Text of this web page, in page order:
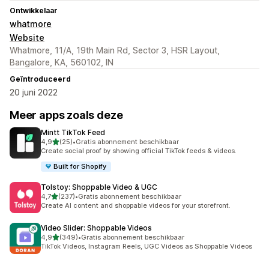
Ontwikkelaar
whatmore
Website
Whatmore, 11/A, 19th Main Rd, Sector 3, HSR Layout,
Bangalore, KA, 560102, IN
Geïntroduceerd
20 juni 2022
Meer apps zoals deze
Mintt TikTok Feed
4,9van 5 sterren
(25)
25 recensies in totaal
•Gratis abonnement beschikbaar
Create social proof by showing official TikTok feeds & videos.
Built for Shopify
Tolstoy: Shoppable Video & UGC
4,7van 5 sterren
(237)
237 recensies in totaal
•Gratis abonnement beschikbaar
Create AI content and shoppable videos for your storefront.
Video Slider: Shoppable Videos
4,9van 5 sterren
(349)
349 recensies in totaal
•Gratis abonnement beschikbaar
TikTok Videos, Instagram Reels, UGC Videos as Shoppable Videos